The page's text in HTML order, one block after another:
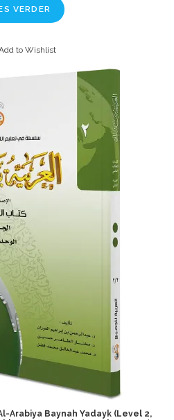
VERDER
to Wishlist
Arabiya Baynah Yadayk (Level 2,